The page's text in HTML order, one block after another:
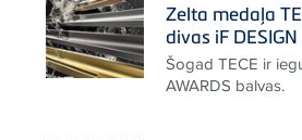
Zelta medaļa
divas iF
Šogad TECE ir
AWARDS balvas.